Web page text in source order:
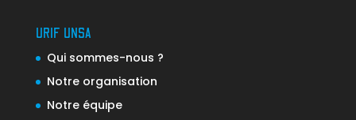
URIF UNSA
Qui sommes-nous ?
Notre organisation
Notre équipe